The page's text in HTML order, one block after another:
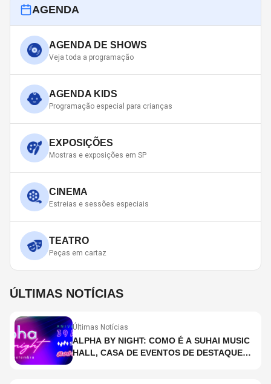
AGENDA
AGENDA DE SHOWS
Veja toda a programação
AGENDA KIDS
Programação especial para crianças
EXPOSIÇÕES
Mostras e exposições em SP
CINEMA
Estreias e sessões especiais
TEATRO
Peças em cartaz
ÚLTIMAS NOTÍCIAS
Últimas Notícias
ALPHA BY NIGHT: COMO É A SUHAI MUSIC
HALL, CASA DE EVENTOS DE DESTAQUE